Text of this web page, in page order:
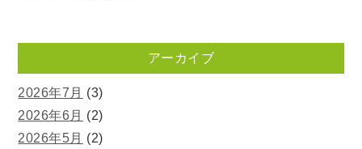
アーカイブ
2026年7月 (3)
2026年6月 (2)
2026年5月 (2)